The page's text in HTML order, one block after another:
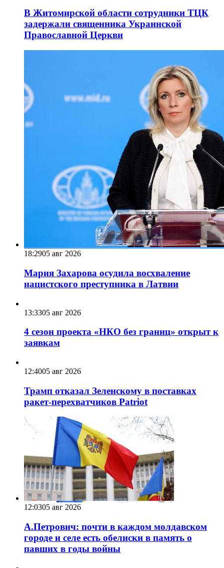
В Житомирской области сотрудники ТЦК
задержали священника Украинской
Православной Церкви
18:2905 авг 2026
Мария Захарова осудила восхваление
нацистского преступника в Латвии
13:3305 авг 2026
4 сезон проекта «НКО без границ» открыт к
заявкам
12:4005 авг 2026
Трамп отказал Зеленскому в поставках
ракет-перехватчиков Patriot
12:0305 авг 2026
А.Петрович: почти в каждом молдавском
городе и селе есть обелиски в память о
павших в годы войны